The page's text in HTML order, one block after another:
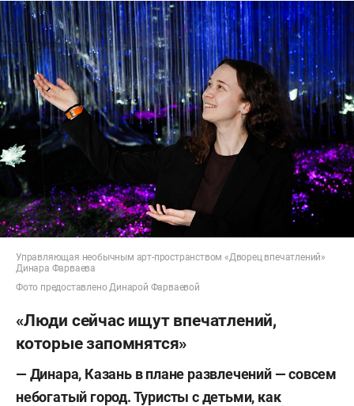
Управляющая необычным арт-пространством «Дворец впечатлений»
Динара Фарваева
Фото предоставлено Динарой Фарваевой
«Люди сейчас ищут впечатлений,
которые запомнятся»
— Динара, Казань в плане развлечений — совсем
небогатый город. Туристы с детьми, как